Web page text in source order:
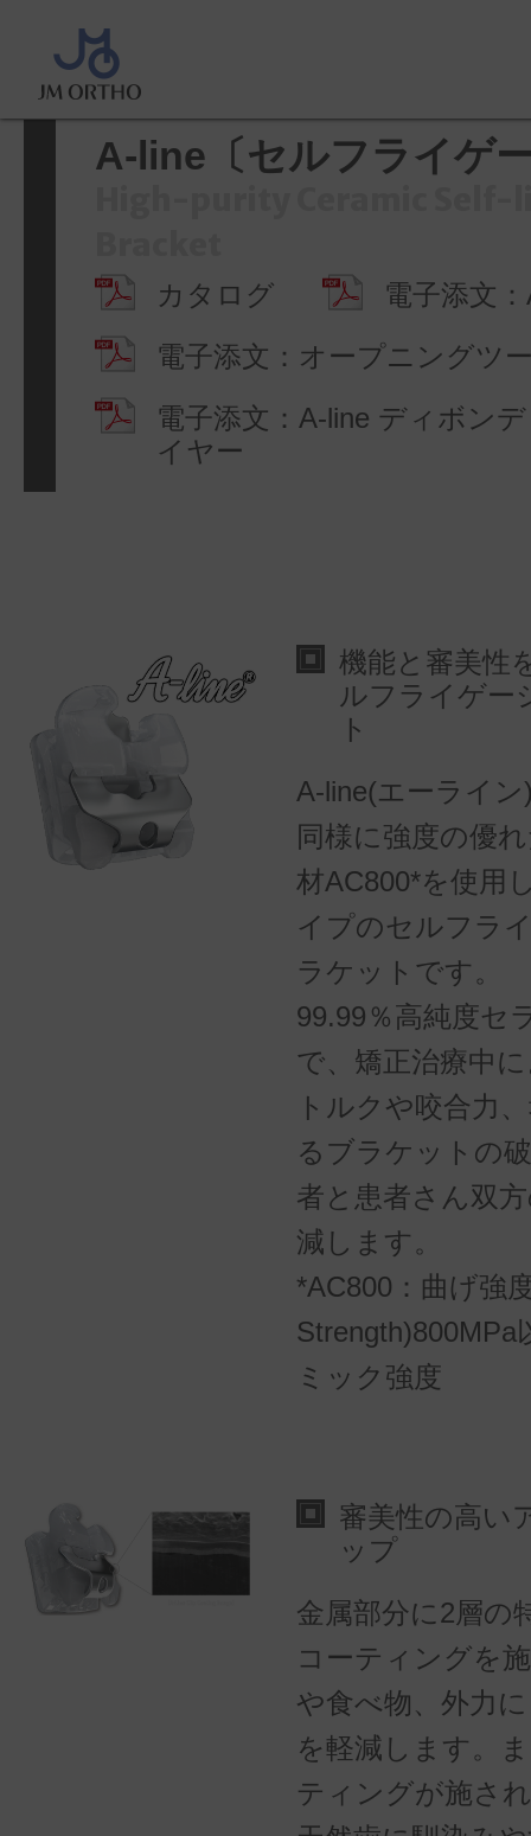
ホーム
ライゲーション〕
A-line〔セルフライゲ
カタログ
電子添文
電子添文：オープニングツ
電子添文：A-line ディボン
イヤー
機能と審美性
ルフライゲー
ト
A-line(エーライン
同様に強度の優
材AC800*を使用
イプのセルフラ
ラケットです。
99.99％高純度セ
で、矯正治療中
トルクや咬合力
るブラケットの
者と患者さん双
減します。
*AC800：曲げ強
Strength)800MPa
ミック強度
審美性の高い
ップ
金属部分に2層の
コーティングを
や食べ物、外力
を軽減します。
ティングが施さ